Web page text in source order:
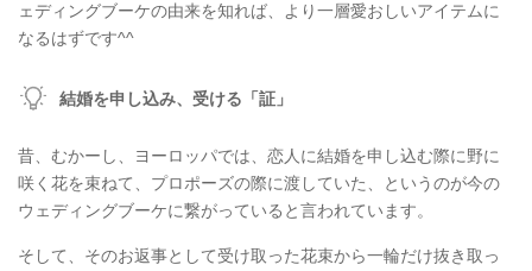
ェディングブーケの由来を知れば、より一層愛おしいアイテムに
なるはずです^^
結婚を申し込み、受ける「証」
昔、むかーし、ヨーロッパでは、恋人に結婚を申し込む際に野に
咲く花を束ねて、プロポーズの際に渡していた、というのが今の
ウェディングブーケに繋がっていると言われています。
そして、そのお返事として受け取った花束から一輪だけ抜き取っ